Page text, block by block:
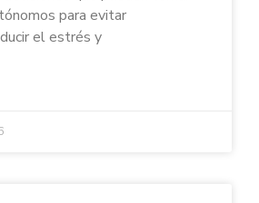
para evitar
el estrés y